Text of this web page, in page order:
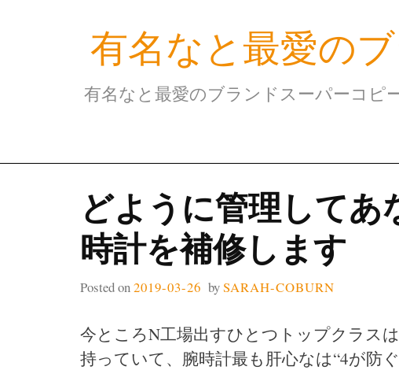
to
content
有名なと最愛の
有名なと最愛のブランドスーパーコピ
どように管理して
時計を補修します
Posted on2019-03-26 bySARAH-COBURN
今ところN工場出すひとつトップクラス
持っていて、腕時計最も肝心なは“4が防